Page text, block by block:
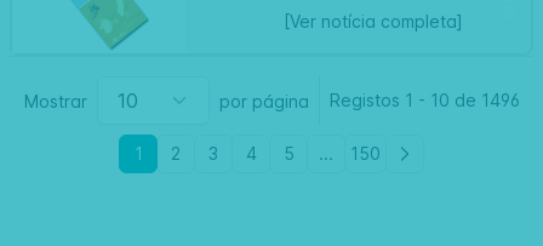
[Ver notícia completa]
Mostrar por página Registos 1 - 10 de 1496
1 2 3 4 5 ... 150